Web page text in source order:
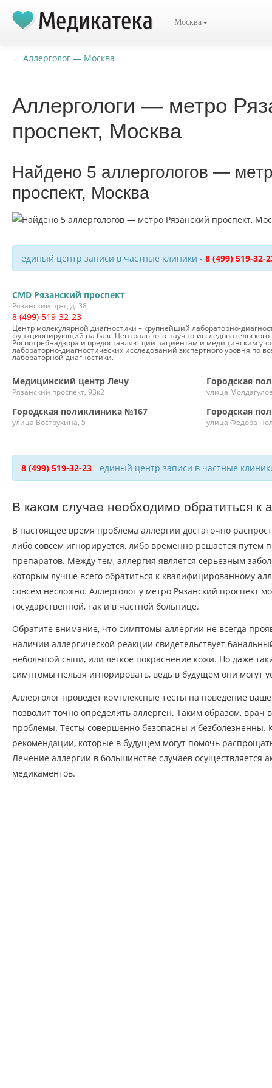
Москва
← Аллерголог — Москва
Аллергологи — метро
проспект, Москва
Найдено 5 аллергологов —
проспект, Москва
единый центр записи в частные клиники - 8 (499) 519-32-
CMD Рязанский проспект
Рязанский пр-т, д. 38
8 (499) 519-32-23
Центр молекулярной диагностики – крупнейший лабораторно-
функционирующий на базе Центрального научно-
Роспотребнадзора и предоставляющий пациентам и медицинским
лабораторно-диагностических исследований экспертного уровня по
лабораторной диагностики.
Медицинский центр Лечу
Рязанский проспект, 93к2
Городская поликлиника №167
улица Вострухина, 5
Городская
улица
Городская
улица Федора
8 (499) 519-32-23 - единый центр записи в частные
В каком случае необходимо обратиться к
В настоящее время проблема аллергии достаточно
либо совсем игнорируется, либо временно решается путем
препаратов. Между тем, аллергия является серьезным
которым лучше всего обратиться к квалифицированному
совсем несложно. Аллерголог у метро Рязанский проспект
государственной, так и в частной больнице.
Обратите внимание, что симптомы аллергии не всегда
наличии аллергической реакции свидетельствует
небольшой сыпи, или легкое покраснение кожи. Но даже
симптомы нельзя игнорировать, ведь в будущем они могут
Аллерголог проведет комплексные тесты на поведение
позволит точно определить аллерген. Таким образом, врач
проблемы. Тесты совершенно безопасны и безболезненны.
рекомендации, которые в будущем могут помочь
Лечение аллергии в большинстве случаев осуществляется
медикаментов.